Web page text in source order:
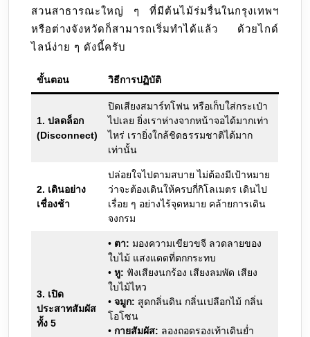
สวนสาธารณะใหญ่ ๆ ที่มีต้นไม้ร่มรื่นในกรุงเทพฯ
หรือต่างจังหวัดก็สามารถเริ่มทำได้แล้ว ด้วยไกด์
ไลน์ง่าย ๆ ดังนี้ครับ
ขั้นตอน วิธีการปฏิบัติ
1. ปลดล็อก
(Disconnect)
ปิดเสียงสมาร์ทโฟน หรือเก็บใส่กระเป๋า
ไปเลย ยิ่งเราห่างจากหน้าจอได้มากเท่า
ไหร่ เรายิ่งใกล้ชิดธรรมชาติได้มาก
เท่านั้น
2. เดินอย่าง
เชื่องช้า
ปล่อยใจไปตามสบาย ไม่ต้องมีเป้าหมาย
ว่าจะต้องเดินให้ครบกี่กิโลเมตร เดินไป
เรื่อย ๆ อย่างไร้จุดหมาย คล้ายการเดิน
จงกรม
3. เปิด
ประสาทสัมผัส
ทั้ง 5
• ตา: มองความเขียวขจี ลวดลายของ
ใบไม้ แสงแดดที่ตกกระทบ
• หู: ฟังเสียงนกร้อง เสียงลมพัด เสียง
ใบไม้ไหว
• จมูก: สูดกลิ่นดิน กลิ่นเปลือกไม้ กลิ่น
โอโซน
• กายสัมผัส: ลองถอดรองเท้าเดินย่ำ